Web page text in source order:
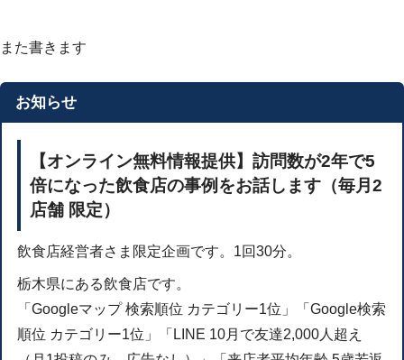
また書きます
お知らせ
【オンライン無料情報提供】訪問数が2年で5
倍になった飲食店の事例をお話します（毎月2
店舗 限定）
飲食店経営者さま限定企画です。1回30分。
栃木県にある飲食店です。
「Googleマップ 検索順位 カテゴリー1位」「Google検索
順位 カテゴリー1位」「LINE 10月で友達2,000人超え